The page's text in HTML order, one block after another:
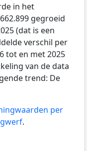
in het
gegroeid
(dat is een
verschil per
tot en met 2025
van de data
trend: De
per
.